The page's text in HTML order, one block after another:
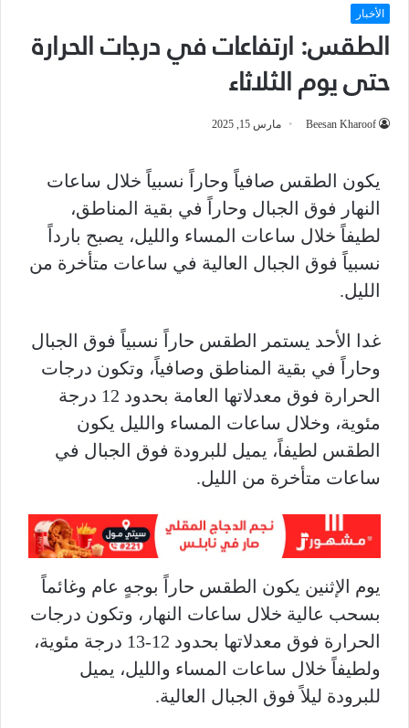
الأخبار
الطقس: ارتفاعات في درجات الحرارة
حتى يوم الثلاثاء
Beesan Kharoof مارس 15, 2025
يكون الطقس صافياً وحاراً نسبياً خلال ساعات
النهار فوق الجبال وحاراً في بقية المناطق،
لطيفاً خلال ساعات المساء والليل، يصبح بارداً
نسبياً فوق الجبال العالية في ساعات متأخرة من
الليل.
غدا الأحد يستمر الطقس حاراً نسبياً فوق الجبال
وحاراً في بقية المناطق وصافياً، وتكون درجات
الحرارة فوق معدلاتها العامة بحدود 12 درجة
مئوية، وخلال ساعات المساء والليل يكون
الطقس لطيفاً، يميل للبرودة فوق الجبال في
ساعات متأخرة من الليل.
يوم الإثنين يكون الطقس حاراً بوجهٍ عام وغائماً
بسحب عالية خلال ساعات النهار، وتكون درجات
الحرارة فوق معدلاتها بحدود 12-13 درجة مئوية،
ولطيفاً خلال ساعات المساء والليل، يميل
للبرودة ليلاً فوق الجبال العالية.